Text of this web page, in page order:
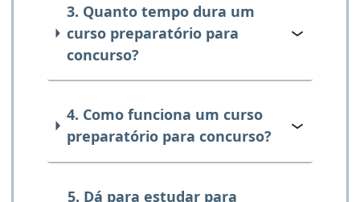
3. Quanto tempo dura um
curso preparatório para
concurso?
4. Como funciona um curso
preparatório para concurso?
5. Dá para estudar para